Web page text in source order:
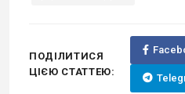
ПОДІЛИТИСЯ
ЦІЄЮ СТАТТЕЮ: